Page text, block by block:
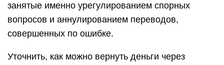
занятые именно урегулированием спорных
вопросов и аннулированием переводов,
совершенных по ошибке.
Уточнить, как можно вернуть деньги через